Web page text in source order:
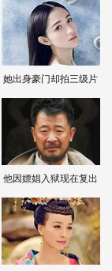
她出身豪门却拍三级片
他因嫖娼入狱现在复出